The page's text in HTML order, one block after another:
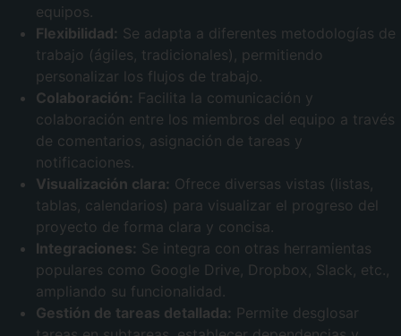
equipos.
Flexibilidad: Se adapta a diferentes metodologías de
trabajo (ágiles, tradicionales), permitiendo
personalizar los flujos de trabajo.
Colaboración: Facilita la comunicación y
colaboración entre los miembros del equipo a través
de comentarios, asignación de tareas y
notificaciones.
Visualización clara: Ofrece diversas vistas (listas,
tablas, calendarios) para visualizar el progreso del
proyecto de forma clara y concisa.
Integraciones: Se integra con otras herramientas
populares como Google Drive, Dropbox, Slack, etc.,
ampliando su funcionalidad.
Gestión de tareas detallada: Permite desglosar